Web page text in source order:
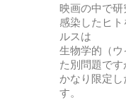
映画の中で研
感染したヒ
ルスは
生物学的（
た別問題です
かなり限定
す。